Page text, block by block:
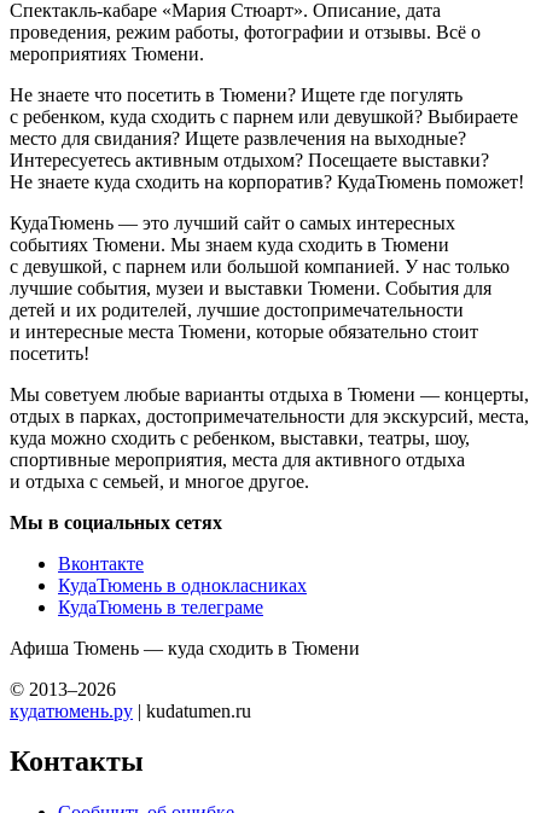
Спектакль-кабаре «Мария Стюарт». Описание, дата
проведения, режим работы, фотографии и отзывы. Всё о
мероприятиях Тюмени.
Не знаете что посетить в Тюмени? Ищете где погулять
с ребенком, куда сходить с парнем или девушкой? Выбираете
место для свидания? Ищете развлечения на выходные?
Интересуетесь активным отдыхом? Посещаете выставки?
Не знаете куда сходить на корпоратив? КудаТюмень поможет!
КудаТюмень — это лучший сайт о самых интересных
событиях Тюмени. Мы знаем куда сходить в Тюмени
с девушкой, с парнем или большой компанией. У нас только
лучшие события, музеи и выставки Тюмени. События для
детей и их родителей, лучшие достопримечательности
и интересные места Тюмени, которые обязательно стоит
посетить!
Мы советуем любые варианты отдыха в Тюмени — концерты,
отдых в парках, достопримечательности для экскурсий, места,
куда можно сходить с ребенком, выставки, театры, шоу,
спортивные мероприятия, места для активного отдыха
и отдыха с семьей, и многое другое.
Мы в социальных сетях
Вконтакте
КудаТюмень в однокласниках
КудаТюмень в телеграме
Афиша Тюмень — куда сходить в Тюмени
© 2013–2026
кудатюмень.ру | kudatumen.ru
Контакты